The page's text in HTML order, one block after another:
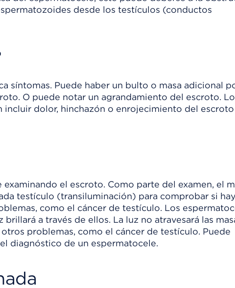
desde los testículos (conductos
síntomas. Puede haber un bulto o masa adicional
O puede notar un agrandamiento del escroto.
incluir dolor, hinchazón o enrojecimiento del
el escroto. Como parte del examen, el
testículo (transiluminación) para comprobar si
como el cáncer de testículo. Los
a través de ellos. La luz no atravesará las
problemas, como el cáncer de testículo. Puede
diagnóstico de un espermatocele.